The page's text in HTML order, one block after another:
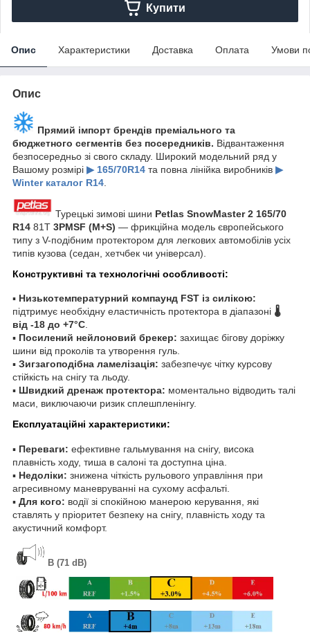
Купити
Опис Характеристики Доставка Оплата Умови
Опис
Прямий імпорт брендів преміального та
бюджетного сегментів без посередників. Відвантаження
безпосередньо зі свого складу. Широкий модельний ряд у
Вашому розмірі ▶ 165/70R14 та повна лінійка виробників ▶
Winter каталог R14
Турецькі зимові шини Petlas SnowMaster 2 165/70
R14 81T 3PMSF (M+S) — фрикційна модель європейського
типу з V-подібним протектором для легкових автомобілів усіх
типів кузова (седан, хетчбек чи універсал).
Конструктивні та технологічні особливості:
▪ Низькотемпературний компаунд FST із силікою:
підтримує необхідну еластичність протектора в діапазоні 🌡️
від -18 до +7°C.
▪ Посилений нейлоновий брекер: захищає бігову доріжку
шини від проколів та утворення гуль.
▪ Зигзагоподібна ламелізація: забезпечує чітку курсову
стійкість на снігу та льоду.
▪ Швидкий дренаж протектора: моментально відводить талі
маси, виключаючи ризик сплешпленінгу.
Експлуатаційні характеристики:
▪ Переваги: ефективне гальмування на снігу, висока
плавність ходу, тиша в салоні та доступна ціна.
▪ Недоліки: знижена чіткість рульового управління при
агресивному маневруванні на сухому асфальті.
▪ Для кого: водії зі спокійною манерою керування, які
ставлять у пріоритет безпеку на снігу, плавність ходу та
акустичний комфорт.
B (71 dB)